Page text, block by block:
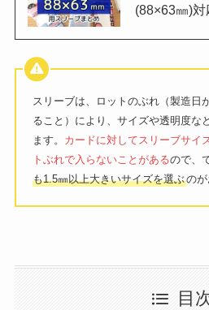
(88×63㎜)
スリーブは、ロットのぶれ（製造日
ること）により、サイズや透明度な
ます。 カードに対してスリーブサイ
トぶれで入らないことがあるので、
も1.5㎜以上大きいサイズを選ぶのが
目